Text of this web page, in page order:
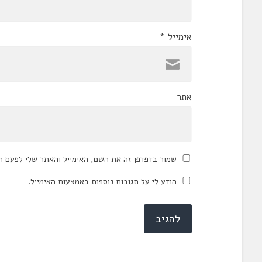
אימייל *
אתר
שמור בדפדפן זה את השם, האימייל והאתר שלי לפעם
הודע לי על תגובות נוספות באמצעות האימייל.